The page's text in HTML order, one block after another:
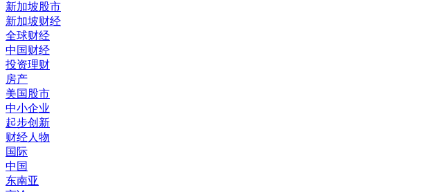
新加坡股市
新加坡财经
全球财经
中国财经
投资理财
房产
美国股市
中小企业
起步创新
财经人物
国际
中国
东南亚